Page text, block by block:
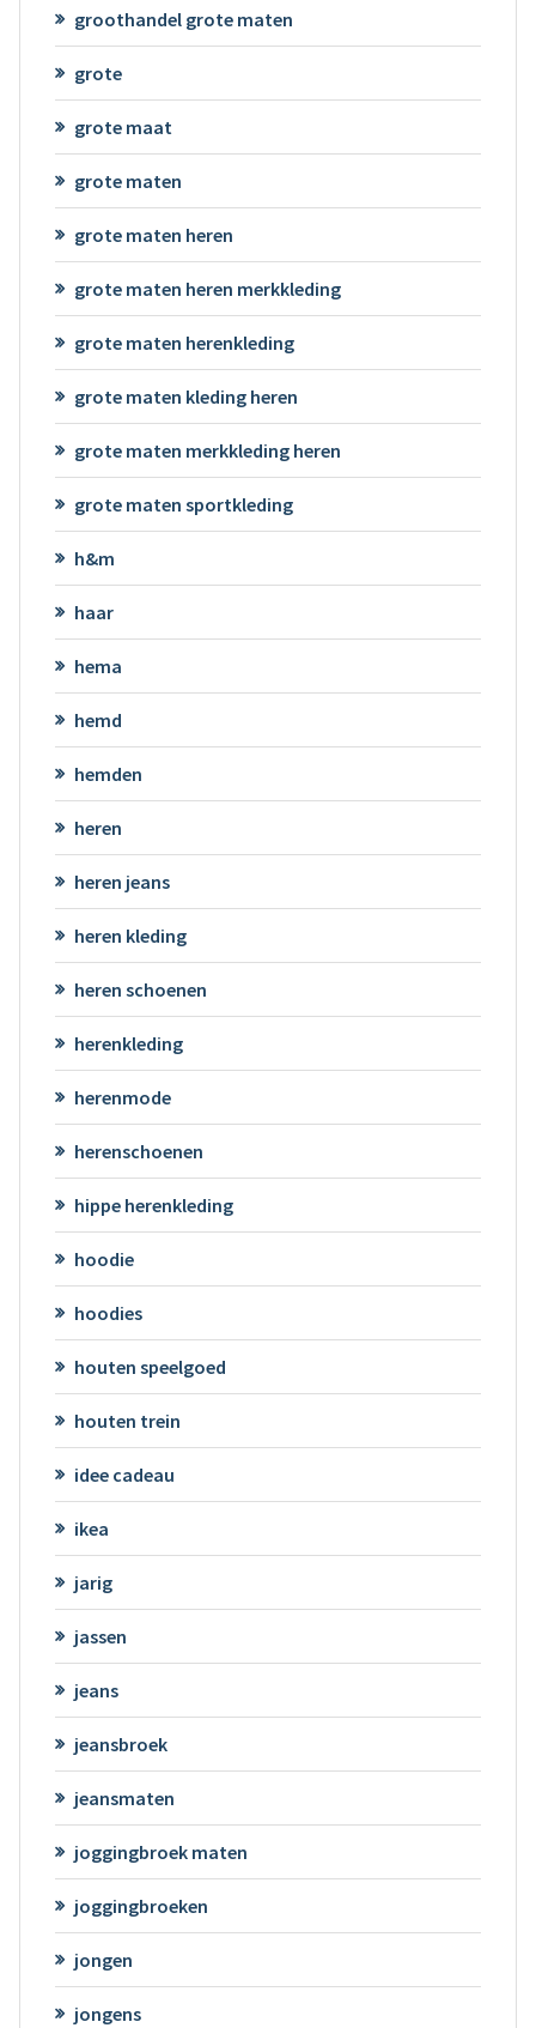
groothandel grote maten
grote
grote maat
grote maten
grote maten heren
grote maten heren merkkleding
grote maten herenkleding
grote maten kleding heren
grote maten merkkleding heren
grote maten sportkleding
h&m
haar
hema
hemd
hemden
heren
heren jeans
heren kleding
heren schoenen
herenkleding
herenmode
herenschoenen
hippe herenkleding
hoodie
hoodies
houten speelgoed
houten trein
idee cadeau
ikea
jarig
jassen
jeans
jeansbroek
jeansmaten
joggingbroek maten
joggingbroeken
jongen
jongens